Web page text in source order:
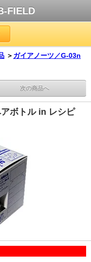
FIELD
＞ ガイアノーツ／G-03n
次の商品へ
ボトル in レシピ